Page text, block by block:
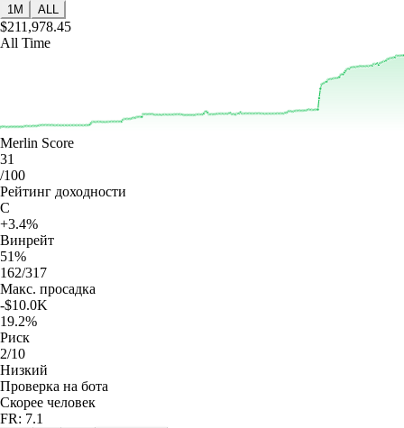
1M ALL
$211,978.45
All Time
Merlin Score
31
/100
Рейтинг доходности
C
+3.4%
Винрейт
51%
162/317
Макс. просадка
-$10.0K
19.2%
Риск
2/10
Низкий
Проверка на бота
Скорее человек
FR: 7.1